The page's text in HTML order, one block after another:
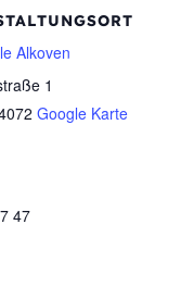
Alkoven
1
Google Karte
47